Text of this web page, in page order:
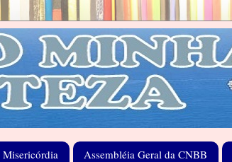
Assembléia Geral da CNBB